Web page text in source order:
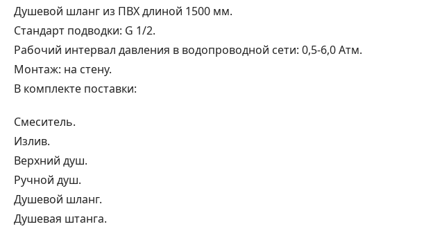
Душевой шланг из ПВХ длиной 1500 мм.
Стандарт подводки: G 1/2.
Рабочий интервал давления в водопроводной сети: 0,5-6,0 Атм.
Монтаж: на стену.
В комплекте поставки:
Смеситель.
Излив.
Верхний душ.
Ручной душ.
Душевой шланг.
Душевая штанга.